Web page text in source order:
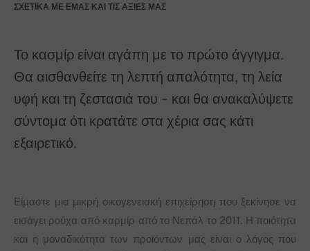
ΣΧΕΤΙΚΆ ΜΕ ΕΜΆΣ ΚΑΙ ΤΙΣ ΑΞΊΕΣ ΜΑΣ
Το κασμίρ είναι αγάπη με το πρώτο άγγιγμα.
Θα αισθανθείτε τη λεπτή απαλότητα, τη λεία
υφή και τη ζεστασιά του - και θα ανακαλύψετε
σύντομα ότι κρατάτε στα χέρια σας κάτι
εξαιρετικό.
Είμαστε μια μικρή οικογενειακή επιχείρηση που ξεκίνησε να
εισάγει ρούχα από καρμίρ από το Νεπάλ το 2011. Η ποιότητα
και η μοναδικότητα των προϊόντων μας είναι ο λόγος που